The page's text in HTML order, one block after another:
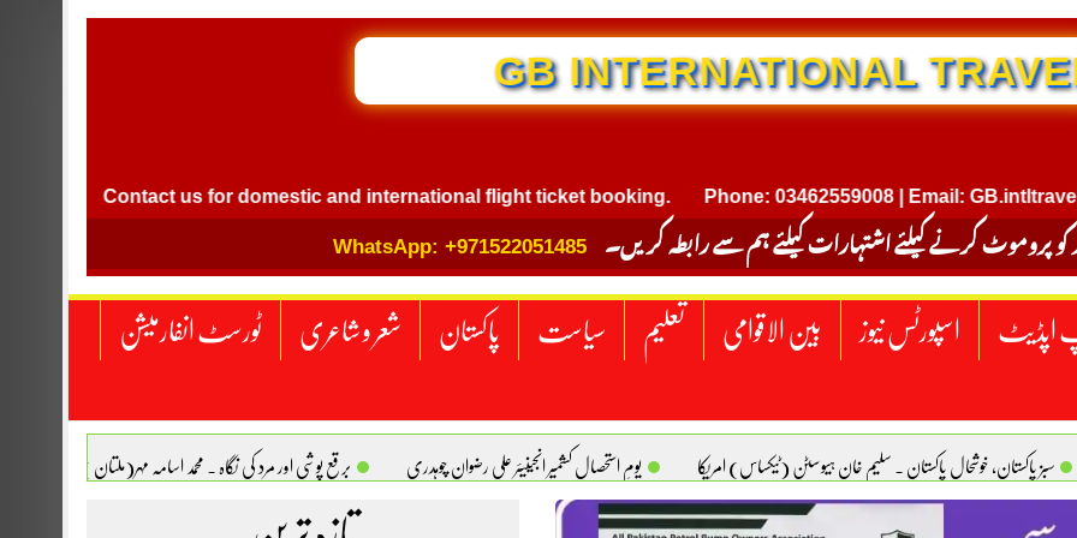
GB INTERNATIONAL TRAVEL
Contact us for domestic and international flight ticket booking. Phone: 03462559008 | Email:
کو پروموٹ کرنے کیلئے اشتہارات کیلئے ہم سے رابطہ کریں۔ WhatsApp: +971522051485
اپڈیٹ اسپورٹس نیوز بین الاقوامی تعلیم سیاست پاکستان شعر و شاعری ٹورسٹ انفارمیشن
سبز پاکستان، خوشحال پاکستان . سلیم خان ہیوسٹن (ٹیکساس) امریکا یومِ استحصالِ کشمیر انجینیئر علی رضوان چوہدری برقع پوشی اور مرد کی نگاہ . محمد اسامہ مہر(ملتان )